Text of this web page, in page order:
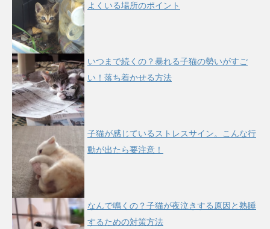
よくいる場所のポイント
いつまで続くの？暴れる子猫の勢いがすご
い！落ち着かせる方法
子猫が感じているストレスサイン。こんな行
動が出たら要注意！
なんで鳴くの？子猫が夜泣きする原因と熟睡
するための対策方法